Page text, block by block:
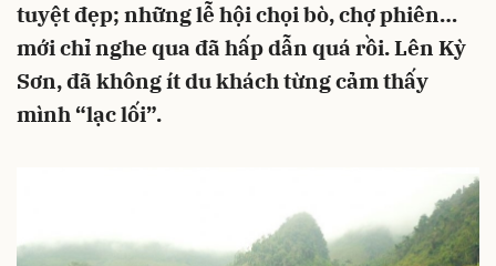
tuyệt đẹp; những lễ hội chọi bò, chợ phiên…
mới chỉ nghe qua đã hấp dẫn quá rồi. Lên Kỳ
Sơn, đã không ít du khách từng cảm thấy
mình “lạc lối”.